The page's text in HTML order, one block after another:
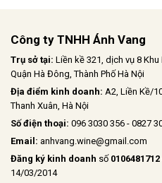
Công ty TNHH Ánh Vang
Trụ sở tại: Liền kề 321, dịch vụ 8
Quận Hà Đông, Thành Phố Hà Nội
Địa điểm kinh doanh: A2, Liền Kề/
Thanh Xuân, Hà Nội
Số điện thoại: 096 3030 356 - 0827
Email: anhvang.wine@gmail.com
Đăng ký kinh doanh số 0106481712
14/03/2014